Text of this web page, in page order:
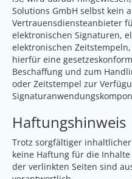
Solutions GmbH selbst kein
Vertrauensdiensteanbieter
elektronischen Signaturen,
elektronischen
hierfür eine
Beschaffung und zum
oder Zeitstempel zur
Haftungshinweis
Trotz sorgfältiger
keine Haftung für die
der verlinkten Seiten sind